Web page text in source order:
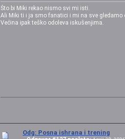
Što bi Miki rekao nismo svi mi isti.
Ali Miki ti i ja smo fanatici i mi na sve gledamo
Većina ipak teško odoleva iskušenjima.
Odg: Posna ishrana i trening